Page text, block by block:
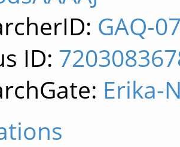
GAQ-
ID:
Erika-